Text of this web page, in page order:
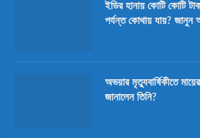
ইডির হানায় কোটি কোটি
পর্যন্ত কোথায় যায়? জানুন
অভয়ার মৃত্যুবার্ষিকীতে
জানালেন তিনি?